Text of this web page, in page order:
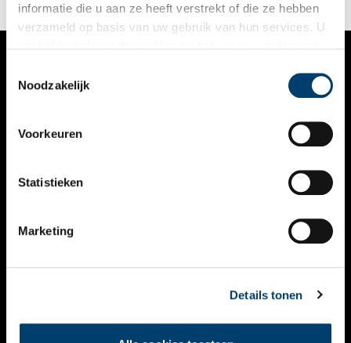
informatie die u aan ze heeft verstrekt of die ze hebben
verzameld op basis van uw gebruik van hun services. U
Noodzakelijk
Voorkeuren
Statistieken
Marketing
Details tonen
VERHALEN
KALENDER
THEMA’S
VIDEO’S
CONTACT